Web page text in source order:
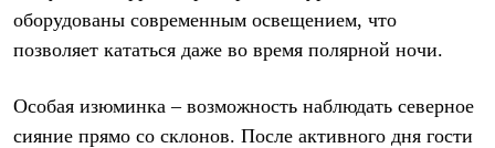
PEAK
ЗА ПОЛЯРНЫМ КРУГОМ
TREK
BASK juno
ИДЁМ В ПОХОД
оборудованы современным освещением, что
позволяет кататься даже во время полярной ночи.
Особая изюминка – возможность наблюдать северное
сияние прямо со склонов. После активного дня гости